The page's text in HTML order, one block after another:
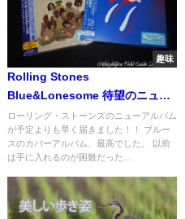
趣味
Rolling Stones
Blue&Lonesome 待望のニュー
アルバム！！
ローリング・ストーンズのニューアルバム
が予定よりも早く届きました！！ ブルー
スのカバーアルバム、最高でした。 以前
は手に入れるのが困難だった...